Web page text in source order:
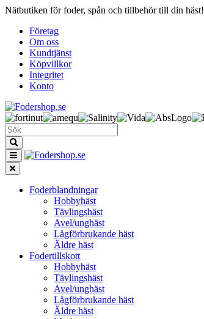
Nätbutiken för foder, spån och tillbehör till din häst!
Företag
Om oss
Kundtjänst
Köpvillkor
Integritet
Konto
Foderblandningar
Hobbyhäst
Tävlingshäst
Avel/unghäst
Lågförbrukande häst
Äldre häst
Fodertillskott
Hobbyhäst
Tävlingshäst
Avel/unghäst
Lågförbrukande häst
Äldre häst